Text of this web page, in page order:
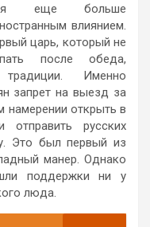
еще больше
влиянием.
царь, который не
после обеда,
традиции. Именно
запрет на выезд за
намерении открыть в
отправить русских
Это был первый из
манер. Однако
поддержки ни у
люда.